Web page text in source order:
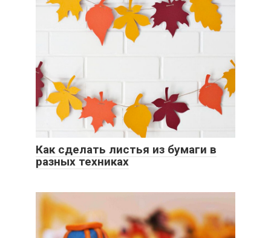
Как сделать листья из бумаги в
разных техниках